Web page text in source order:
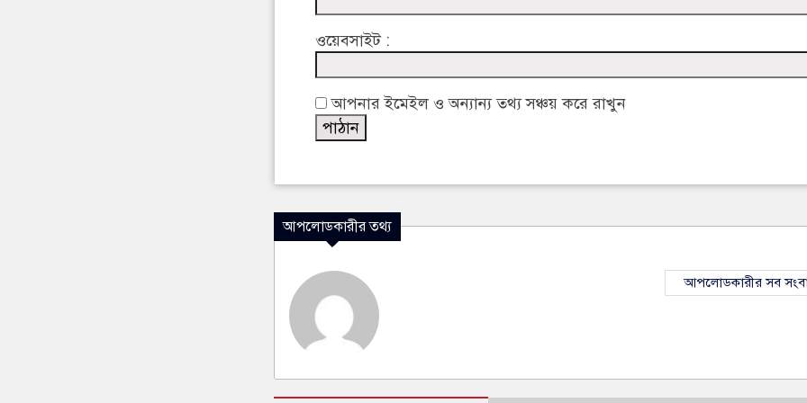
ওয়েবসাইট :
আপনার ইমেইল ও অন্যান্য তথ্য সঞ্চয় করে রাখুন
আপলোডকারীর তথ্য
আপলোডকারীর সব